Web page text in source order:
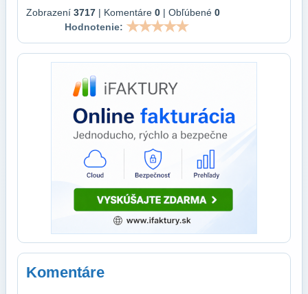
Zobrazení 3717 | Komentáre 0 | Obľúbené 0
Hodnotenie:
Komentáre